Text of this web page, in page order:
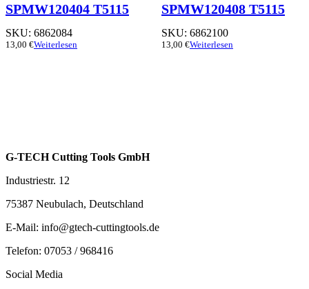
SPMW120404 T5115
SKU: 6862084
13,00 €Weiterlesen
SPMW120408 T5115
SKU: 6862100
13,00 €Weiterlesen
G-TECH Cutting Tools GmbH
Industriestr. 12
75387 Neubulach, Deutschland
E-Mail: info@gtech-cuttingtools.de
Telefon: 07053 / 968416
Social Media